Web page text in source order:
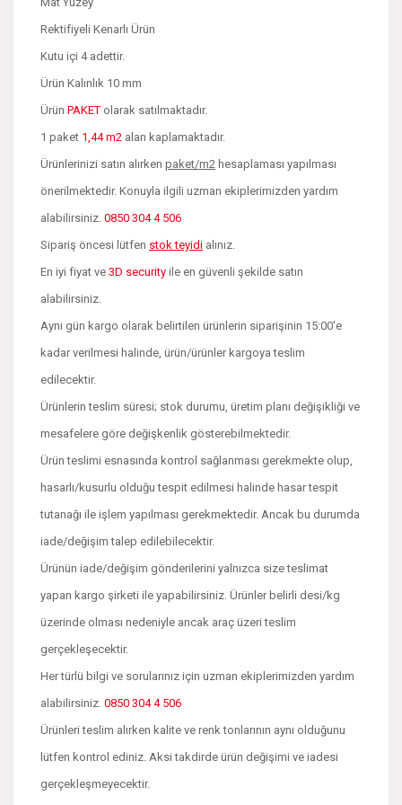
Rektifiyeli Kenarlı Ürün
Kutu içi 4 adettir.
Ürün Kalınlık 10 mm
Ürün PAKET olarak satılmaktadır.
1 paket 1,44 m2 alan kaplamaktadır.
Ürünlerinizi satın alırken paket/m2 hesaplaması yapılması
önerilmektedir. Konuyla ilgili uzman ekiplerimizden yardım
alabilirsiniz. 0850 304 4 506
Sipariş öncesi lütfen stok teyidi alınız.
En iyi fiyat ve 3D security ile en güvenli şekilde satın
alabilirsiniz.
Aynı gün kargo olarak belirtilen ürünlerin siparişinin 15:00'e
kadar verilmesi halinde, ürün/ürünler kargoya teslim
edilecektir.
Ürünlerin teslim süresi; stok durumu, üretim planı değişikliği ve
mesafelere göre değişkenlik gösterebilmektedir.
Ürün teslimi esnasında kontrol sağlanması gerekmekte olup,
hasarlı/kusurlu olduğu tespit edilmesi halinde hasar tespit
tutanağı ile işlem yapılması gerekmektedir. Ancak bu durumda
iade/değişim talep edilebilecektir.
Ürünün iade/değişim gönderilerini yalnızca size teslimat
yapan kargo şirketi ile yapabilirsiniz. Ürünler belirli desi/kg
üzerinde olması nedeniyle ancak araç üzeri teslim
gerçekleşecektir.
Her türlü bilgi ve sorularınız için uzman ekiplerimizden yardım
alabilirsiniz. 0850 304 4 506
Ürünleri teslim alırken kalite ve renk tonlarının aynı olduğunu
lütfen kontrol ediniz. Aksi takdirde ürün değişimi ve iadesi
gerçekleşmeyecektir.